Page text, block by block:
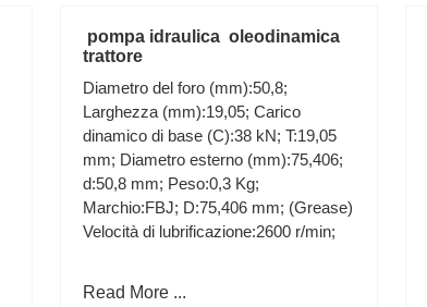
pompa idraulica oleodinamica
trattore
Diametro del foro (mm):50,8;
Larghezza (mm):19,05; Carico
dinamico di base (C):38 kN; T:19,05
mm; Diametro esterno (mm):75,406;
d:50,8 mm; Peso:0,3 Kg;
Marchio:FBJ; D:75,406 mm; (Grease)
Velocità di lubrificazione:2600 r/min;
Read More ...